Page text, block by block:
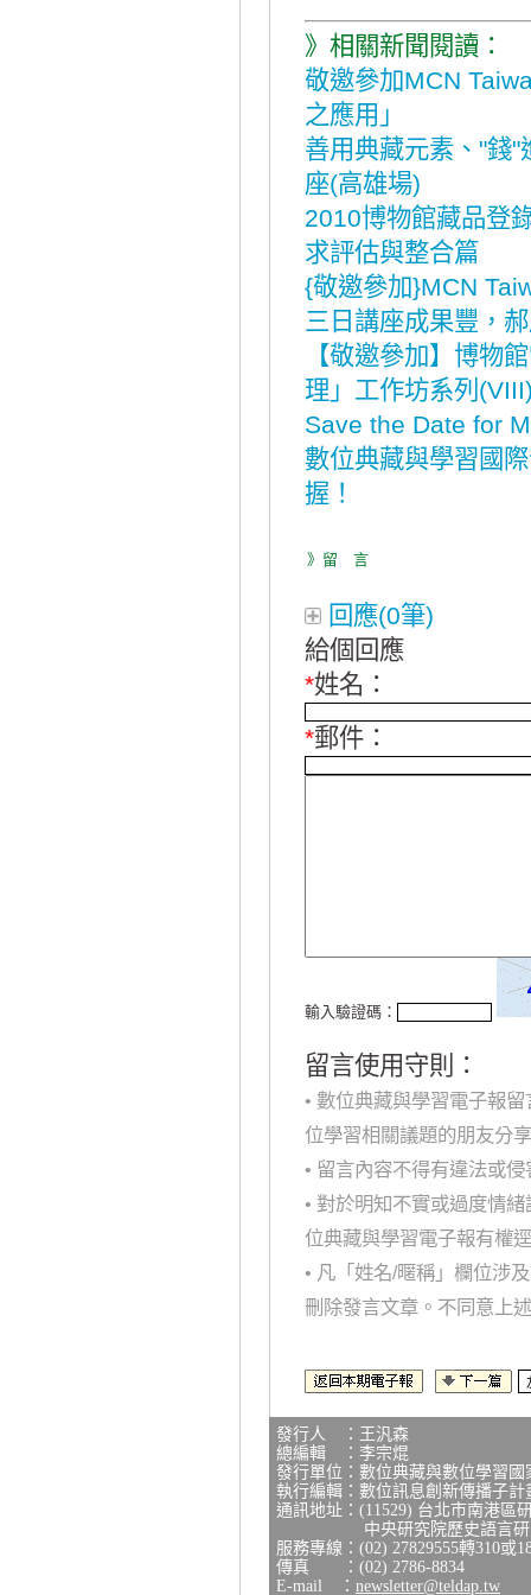
》相關新聞閱讀：
敬邀參加MCN
之應用」
善用典藏元素、"錢
座(高雄場)
2010博物館藏品登
求評估與整合篇
{敬邀參加}MCN
三日講座成果豐，
【敬邀參加】博物
理」工作坊系列
Save the Date for
數位典藏與學習國
握！
》留 言
回應(0筆)
給個回應
*姓名：
*郵件：
輸入驗證碼：
留言使用守則：
• 數位典藏與學習電子報
位學習相關議題的朋友分
• 留言內容不得有違法或
• 對於明知不實或過度情
位典藏與學習電子報有權
• 凡「姓名/暱稱」欄位涉
刪除發言文章。不同意上
發行人 ：王汎森
總編輯 ：李宗焜
發行單位：數位典藏與數位學習
執行編輯：數位訊息創新傳播子計
通訊地址：(11529) 台北市南港區
中央研究院歷史語言研究
服務專線：(02) 27829555轉310或
傳真 ：(02) 2786-8834
E-mail ： newsletter@teldap.tw